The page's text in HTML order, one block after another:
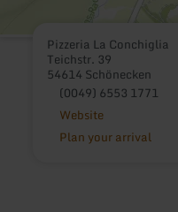
Pizzeria La Conchiglia
Teichstr. 39
54614 Schönecken
(0049) 6553 1771
Website
Plan your arrival